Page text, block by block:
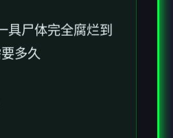
具尸体完全腐烂到
多久